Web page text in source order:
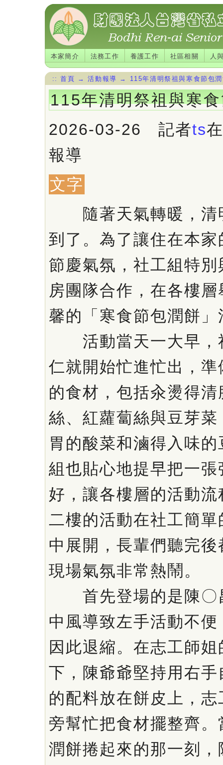
本家簡介 法務工作 養護工作 社區相關 人
::首頁 →活動報導 → 115年清明祭祖與寒食節包
115年清明祭祖與寒
2026-03-26 記者ts
報導
文字
隨著天氣轉暖，清
到了。為了讓住在本
節慶氣氛，社工組特
房團隊合作，在各樓
馨的「寒食節包潤餅」
活動當天一大早，
仁就開始忙進忙出，
的食材，包括汆燙得
絲、紅蘿蔔絲與豆芽
胃的酸菜和滷得入味
組也貼心地提早把一
好，讓各樓層的活動
二樓的活動在社工簡
中展開，長輩們聽完
現場氣氛非常熱鬧。
首先登場的是陳〇
中風導致左手活動不
因此退縮。在志工師
下，陳爺爺堅持用右
的配料放在餅皮上，
旁幫忙把食材擺整齊
潤餅捲起來的那一刻